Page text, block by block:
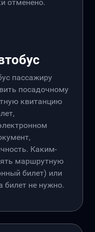
отменено.
пассажиру
посадочному
квитанцию
Каким-
маршрутную
билет) или
билет не нужно.